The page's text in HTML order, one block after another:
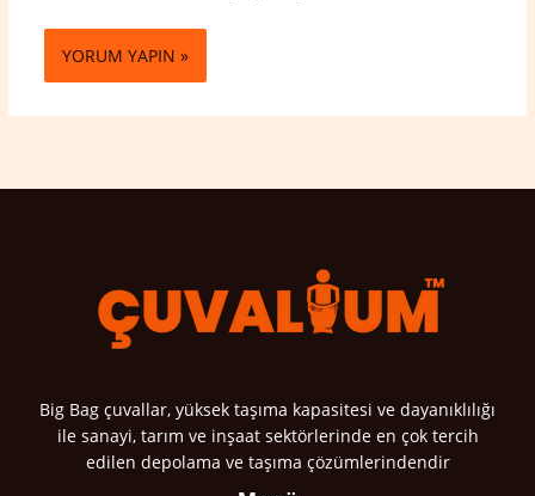
Big Bag çuvallar, yüksek taşıma kapasitesi ve dayanıklılığı
ile sanayi, tarım ve inşaat sektörlerinde en çok tercih
edilen depolama ve taşıma çözümlerindendir